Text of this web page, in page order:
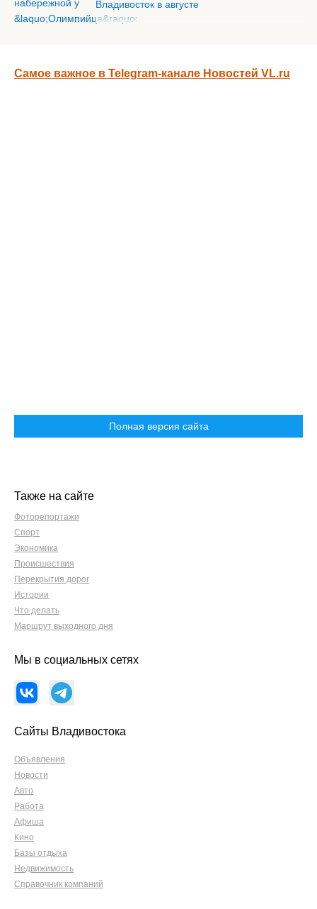
Владивосток в августе
Самое важное в Telegram-канале Новостей VL.ru
Полная версия сайта
Также на сайте
Фоторепортажи
Спорт
Экономика
Происшествия
Перекрытия дорог
Истории
Что делать
Маршрут выходного дня
Мы в социальных сетях
Сайты Владивостока
Объявления
Новости
Авто
Работа
Афиша
Кино
Базы отдыха
Недвижимость
Справочник компаний